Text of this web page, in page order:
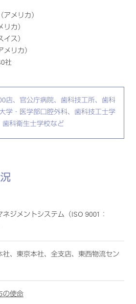
メリカ）
カ）
イス）
メリカ）
社
店、官公庁病院、歯科技工所、歯科
学・医学部口腔外科、歯科技工士学
歯科衛生士学校など
ネジメントシステム（ISO 9001：
社、東京本社、全支店、東西物流セン
の使命